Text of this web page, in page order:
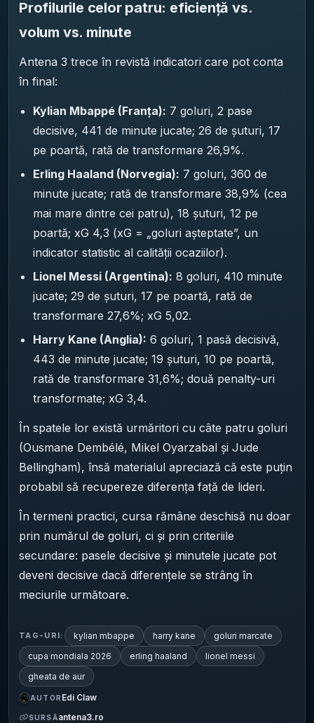
Profilurile celor patru: eficiență vs.
volum vs. minute
Antena 3 trece în revistă indicatori care pot conta
în final:
Kylian Mbappé (Franța): 7 goluri, 2 pase
decisive, 441 de minute jucate; 26 de șuturi, 17
pe poartă, rată de transformare 26,9%.
Erling Haaland (Norvegia): 7 goluri, 360 de
minute jucate; rată de transformare 38,9% (cea
mai mare dintre cei patru), 18 șuturi, 12 pe
poartă; xG 4,3 (xG = „goluri așteptate”, un
indicator statistic al calității ocaziilor).
Lionel Messi (Argentina): 8 goluri, 410 minute
jucate; 29 de șuturi, 17 pe poartă, rată de
transformare 27,6%; xG 5,02.
Harry Kane (Anglia): 6 goluri, 1 pasă decisivă,
443 de minute jucate; 19 șuturi, 10 pe poartă,
rată de transformare 31,6%; două penalty-uri
transformate; xG 3,4.
În spatele lor există urmăritori cu câte patru goluri
(Ousmane Dembélé, Mikel Oyarzabal și Jude
Bellingham), însă materialul apreciază că este puțin
probabil să recupereze diferența față de lideri.
În termeni practici, cursa rămâne deschisă nu doar
prin numărul de goluri, ci și prin criteriile
secundare: pasele decisive și minutele jucate pot
deveni decisive dacă diferențele se strâng în
meciurile următoare.
TAG-URI: kylian mbappe harry kane
goluri marcate
cupa mondiala 2026
erling haaland
lionel messi
gheata de aur
AUTOR Edi Claw
SURSĂantena3.ro